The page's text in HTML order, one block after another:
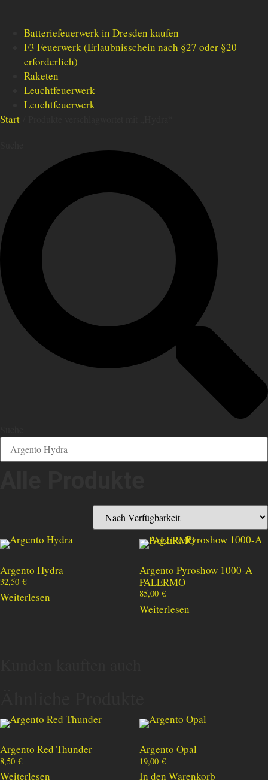
Batteriefeuerwerk in Dresden kaufen
F3 Feuerwerk (Erlaubnisschein nach §27 oder §20
erforderlich)
Raketen
Leuchtfeuerwerk
Leuchtfeuerwerk
Start
Argento Hydra
32,50 €
Weiterlesen
Argento Pyroshow 1000-A
PALERMO
85,00 €
Weiterlesen
Argento Red Thunder
8,50 €
Weiterlesen
Argento Opal
19,00 €
In den Warenkorb